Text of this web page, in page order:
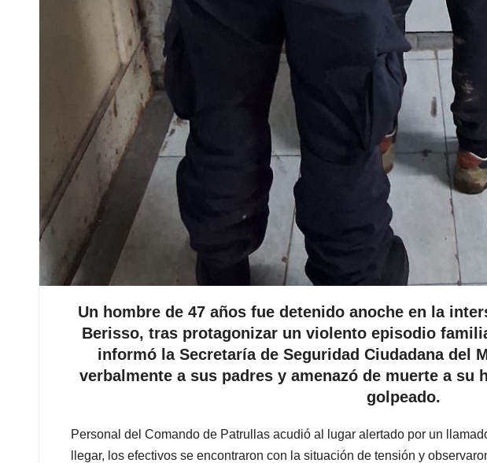
Un hombre de 47 años fue detenido anoche en la
Berisso, tras protagonizar un violento episodio
informó la Secretaría de Seguridad Ciudadana del
verbalmente a sus padres y amenazó de muerte a su
golpeado.
Personal del Comando de Patrullas acudió al lugar alertado por un
llegar, los efectivos se encontraron con la situación de tensión y